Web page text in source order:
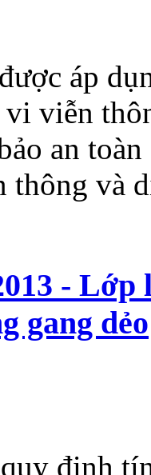
áp
viễn
an
thông và
- Lớp
gang dẻo
định